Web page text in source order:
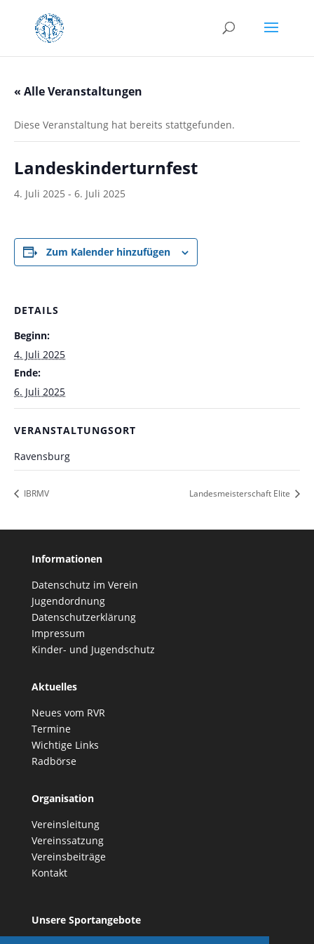
« Alle Veranstaltungen
Diese Veranstaltung hat bereits stattgefunden.
Landeskinderturnfest
4. Juli 2025 - 6. Juli 2025
Zum Kalender hinzufügen
DETAILS
Beginn:
4. Juli 2025
Ende:
6. Juli 2025
VERANSTALTUNGSORT
Ravensburg
IBRMV Landesmeisterschaft Elite
Informationen
Datenschutz im Verein
Jugendordnung
Datenschutzerklärung
Impressum
Kinder- und Jugendschutz
Aktuelles
Neues vom RVR
Termine
Wichtige Links
Radbörse
Organisation
Vereinsleitung
Vereinssatzung
Vereinsbeiträge
Kontakt
Unsere Sportangebote